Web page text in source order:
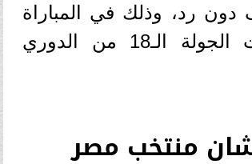
رد، وذلك في المباراة
التي جمعت الفريقين، ضمن منافسات الجولة الـ18 من الدوري
منتخب مصر